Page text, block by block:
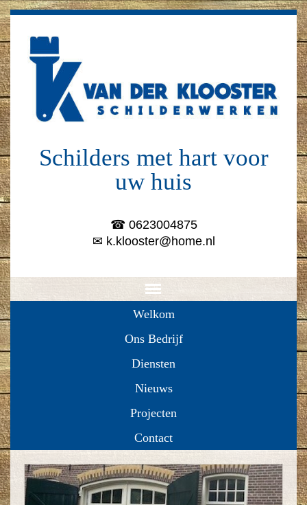
Schilders met hart voor
uw huis
☎ 0623004875
✉ k.klooster@home.nl
Welkom
Ons Bedrijf
Diensten
Nieuws
Projecten
Contact